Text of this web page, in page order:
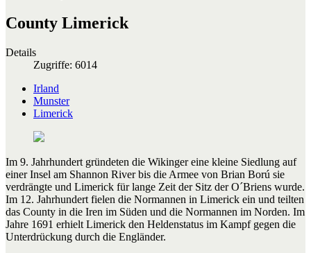
County Limerick
Details
Zugriffe: 6014
Irland
Munster
Limerick
Im 9. Jahrhundert gründeten die Wikinger eine kleine Siedlung auf
einer Insel am Shannon River bis die Armee von Brian Ború sie
verdrängte und Limerick für lange Zeit der Sitz der O´Briens wurde.
Im 12. Jahrhundert fielen die Normannen in Limerick ein und teilten
das County in die Iren im Süden und die Normannen im Norden. Im
Jahre 1691 erhielt Limerick den Heldenstatus im Kampf gegen die
Unterdrückung durch die Engländer.